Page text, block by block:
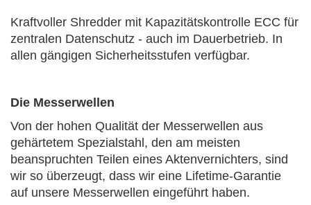
Kraftvoller Shredder mit Kapazitätskontrolle ECC für
zentralen Datenschutz - auch im Dauerbetrieb. In
allen gängigen Sicherheitsstufen verfügbar.
Die Messerwellen
Von der hohen Qualität der Messerwellen aus
gehärtetem Spezialstahl, den am meisten
beanspruchten Teilen eines Aktenvernichters, sind
wir so überzeugt, dass wir eine Lifetime-Garantie
auf unsere Messerwellen eingeführt haben.